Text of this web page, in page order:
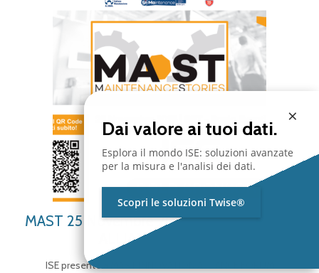
MAST 25 Novembre 2025 – INNOVATION
ALLIANCE FORUM
ISE presente a MAST INNOVATION ALLIANCE FORUM
×
Dai valore ai tuoi dati.
Esplora il mondo ISE: soluzioni avanzate
per la misura e l'analisi dei dati.
Scopri le soluzioni Twise®